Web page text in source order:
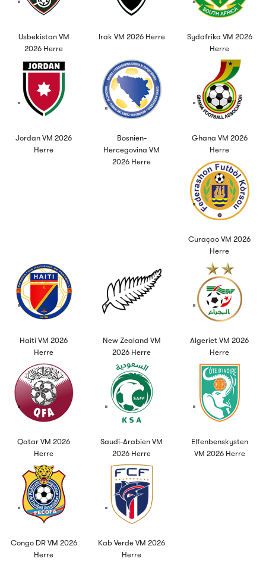
Usbekistan VM
2026 Herre
Irak VM 2026 Herre
Sydafrika VM 2026
Herre
Jordan VM 2026
Herre
Bosnien-
Hercegovina VM
2026 Herre
Ghana VM 2026
Herre
Curaçao VM 2026
Herre
Haiti VM 2026
Herre
New Zealand VM
2026 Herre
Algeriet VM 2026
Herre
Qatar VM 2026
Herre
Saudi-Arabien VM
2026 Herre
Elfenbenskysten
VM 2026 Herre
Congo DR VM 2026
Herre
Kab Verde VM 2026
Herre